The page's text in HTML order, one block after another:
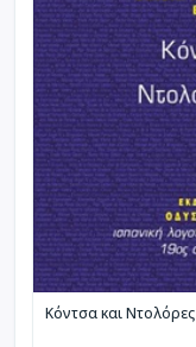
Κόντσα και Ντολόρες